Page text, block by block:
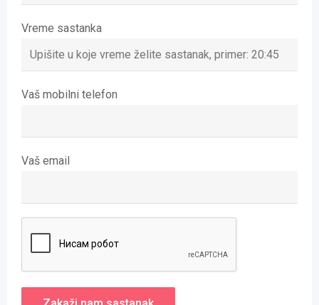
Vreme sastanka
Vaš mobilni telefon
Vaš email